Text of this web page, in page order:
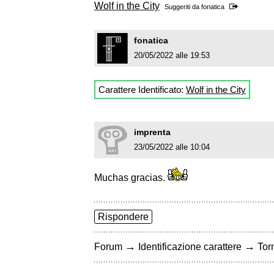
Wolf in the City Suggeriti da fonatica
fonatica
20/05/2022 alle 19:53
Carattere Identificato: Wolf in the City
imprenta
23/05/2022 alle 10:04
Muchas gracias.
Rispondere
Forum → Identificazione carattere →